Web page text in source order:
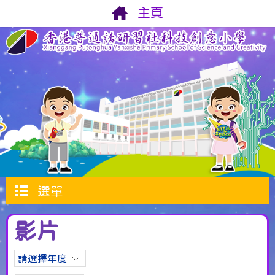
主頁
選單
影片
請選擇年度